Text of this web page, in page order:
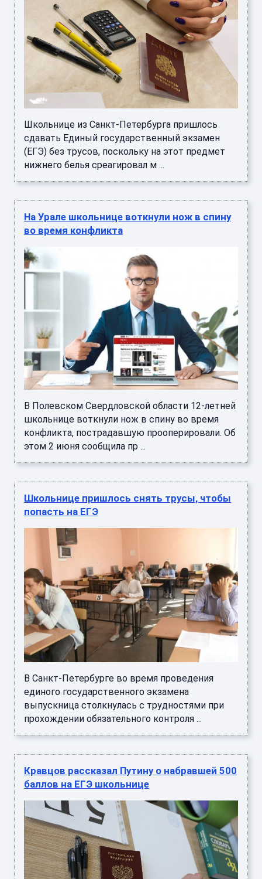
Школьнице из Санкт-Петербурга пришлось
сдавать Единый государственный экзамен
(ЕГЭ) без трусов, поскольку на этот предмет
нижнего белья среагировал м ...
На Урале школьнице воткнули нож в спину
во время конфликта
В Полевском Свердловской области 12-летней
школьнице воткнули нож в спину во время
конфликта, пострадавшую прооперировали. Об
этом 2 июня сообщила пр ...
Школьнице пришлось снять трусы, чтобы
попасть на ЕГЭ
В Санкт-Петербурге во время проведения
единого государственного экзамена
выпускница столкнулась с трудностями при
прохождении обязательного контроля ...
Кравцов рассказал Путину о набравшей 500
баллов на ЕГЭ школьнице